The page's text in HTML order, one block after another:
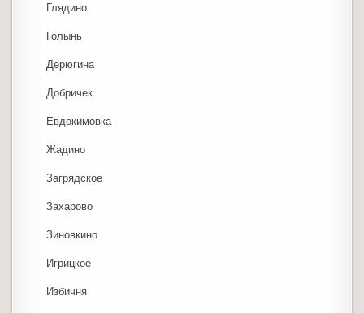
Глядино
Голынь
Дерюгина
Добричек
Евдокимовка
Жадино
Загрядское
Захарово
Зиновкино
Игрицкое
Избичня